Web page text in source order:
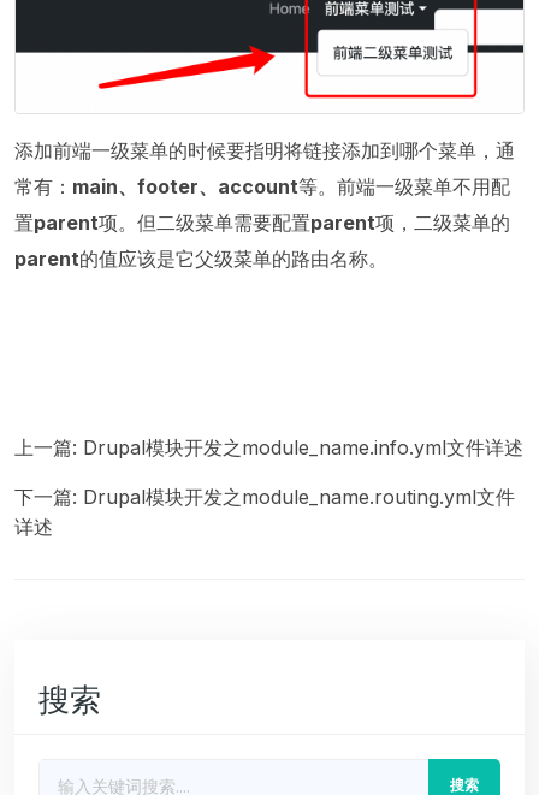
添加前端一级菜单的时候要指明将链接添加到哪个菜单，通
常有： main、footer、account等。前端一级菜单不用配
置parent项。但二级菜单需要配置parent项，二级菜单的
parent的值应该是它父级菜单的路由名称。
上一篇: Drupal模块开发之module_name.info.yml文件详述
下一篇: Drupal模块开发之module_name.routing.yml文件
详述
搜索
搜索